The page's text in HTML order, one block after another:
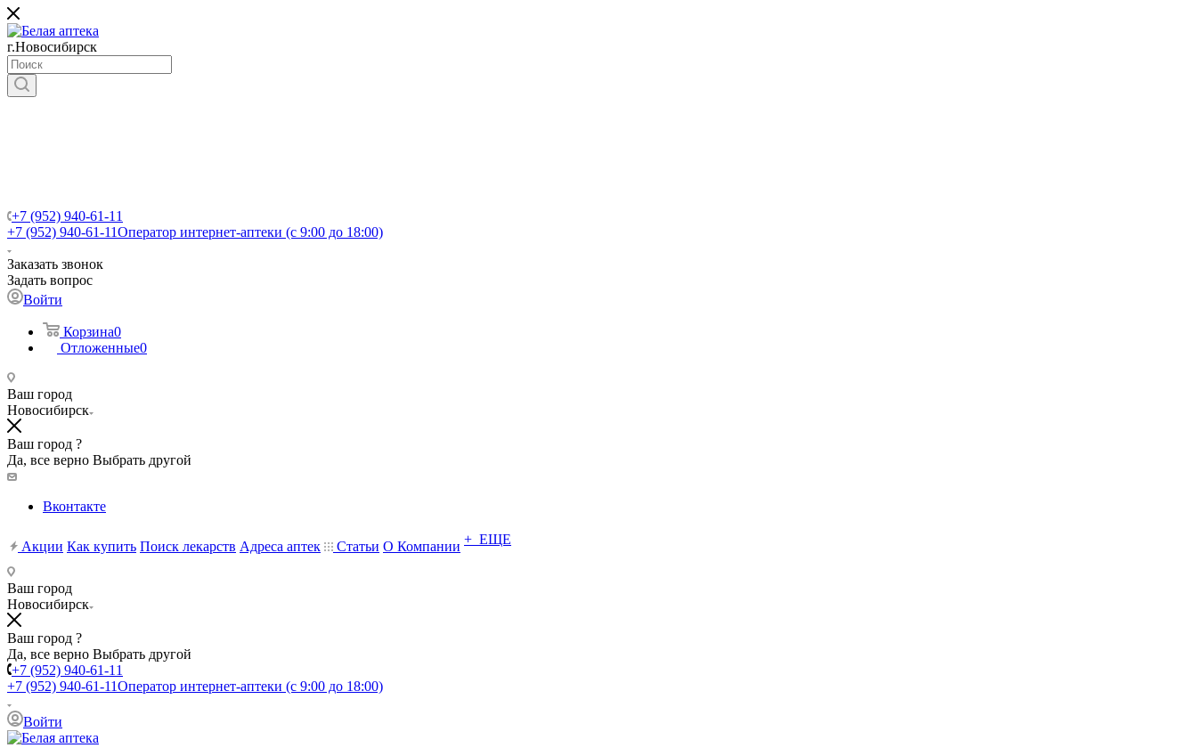
г.Новосибирск
+7 (952) 940-61-11
+7 (952) 940-61-11Оператор интернет-аптеки (с 9:00 до 18:00)
Заказать звонок
Задать вопрос
Войти
Корзина0
Отложенные0
Ваш город
Новосибирск
Ваш город ?
Да, все верно Выбрать другой
Вконтакте
Акции Как купить Поиск лекарств Адреса аптек Статьи О Компании + ЕЩЕ
Ваш город
Новосибирск
Ваш город ?
Да, все верно Выбрать другой
+7 (952) 940-61-11
+7 (952) 940-61-11Оператор интернет-аптеки (с 9:00 до 18:00)
Войти